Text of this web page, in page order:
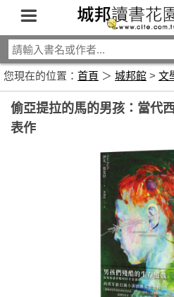
您現在的位置： 首頁 ＞ 城邦館 > 文
偷亞提拉的馬的男孩：當代
表作